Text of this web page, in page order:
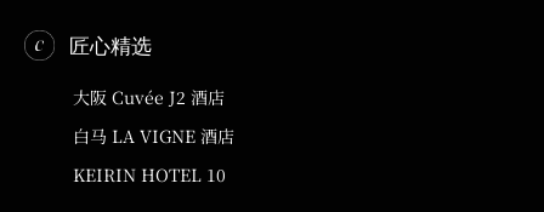
匠心精选
大阪 Cuvée J2 酒店
白马 LA VIGNE 酒店
KEIRIN HOTEL 10